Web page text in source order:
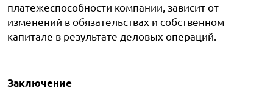
платежеспособности компании, зависит от
изменений в обязательствах и собственном
капитале в результате деловых операций.
Заключение